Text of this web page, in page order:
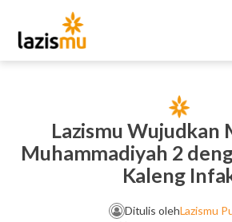
Lazismu Wujudkan
Muhammadiyah 2
Kaleng
Ditulis olehLazismu